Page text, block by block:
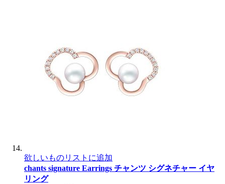
欲しいものリストに追加
chants signature Earrings チャンツ シグネチャー イヤ
リング